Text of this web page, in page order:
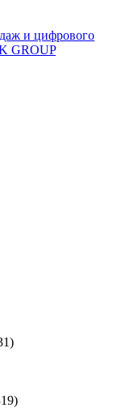
и цифрового
GROUP